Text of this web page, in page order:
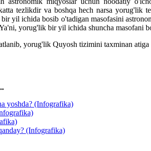
tezlikdir va boshqa hech narsa
yil ichida bosib o'tadigan masofasini
yorug'lik bir yil ichida shuncha masofani
yorug'lik Quyosh tizimini taxminan atiga
yoshda? (Infografika)
(Infografika)